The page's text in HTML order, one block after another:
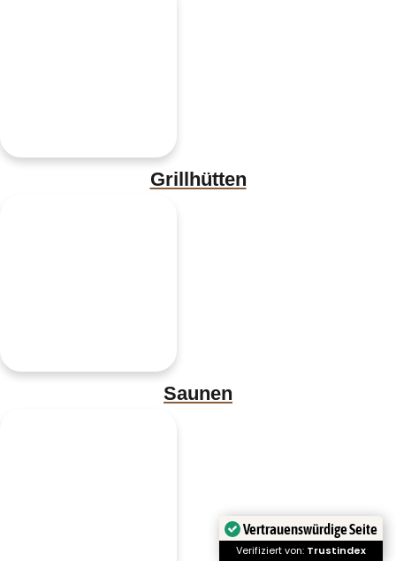
Grillhütten
Saunen
Vertrauenswürdige Seite
Verifiziert von: Trustindex